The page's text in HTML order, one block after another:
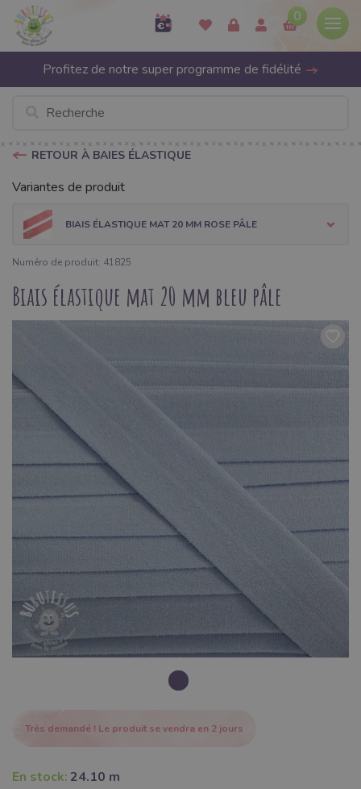
0
Profitez de notre super programme de fidélité
RETOUR À BAIES ÉLASTIQUE
Variantes de produit
BIAIS ÉLASTIQUE MAT 20 MM ROSE PÂLE
Numéro de produit: 41825
Biais élastique mat 20 mm bleu pâle
Très demandé ! Le produit se vendra en 2 jours
En stock:24.10 m